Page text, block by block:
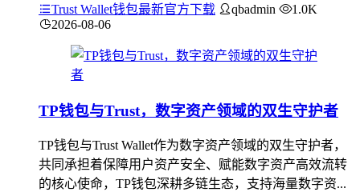
Trust Wallet钱包最新官方下载 qbadmin
1.0K
2026-08-06
TP钱包与Trust，数字资产领域的双生守护者
TP钱包与Trust Wallet作为数字资产领域的双生守护者，
共同承担着保障用户资产安全、赋能数字资产高效流转
的核心使命，TP钱包深耕多链生态，支持海量数字资...